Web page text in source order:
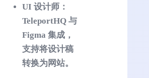
UI 设计师：
TeleportHQ 与
Figma 集成，
支持将设计稿
转换为网站。